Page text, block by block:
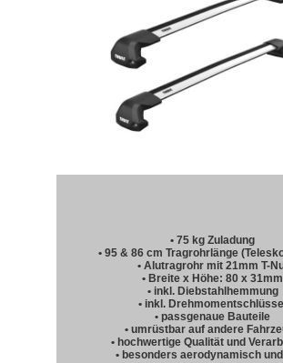
• 75 kg Zuladung
• 95 & 86 cm Tragrohrlänge
• Alutragrohr mit 21mm T-
• Breite x Höhe: 80 x 31mm
• inkl. Diebstahlhemmung
• inkl. Drehmomentschlüssel
• passgenaue Bauteile
• umrüstbar auf andere
• hochwertige Qualität und
• besonders aerodynamisch